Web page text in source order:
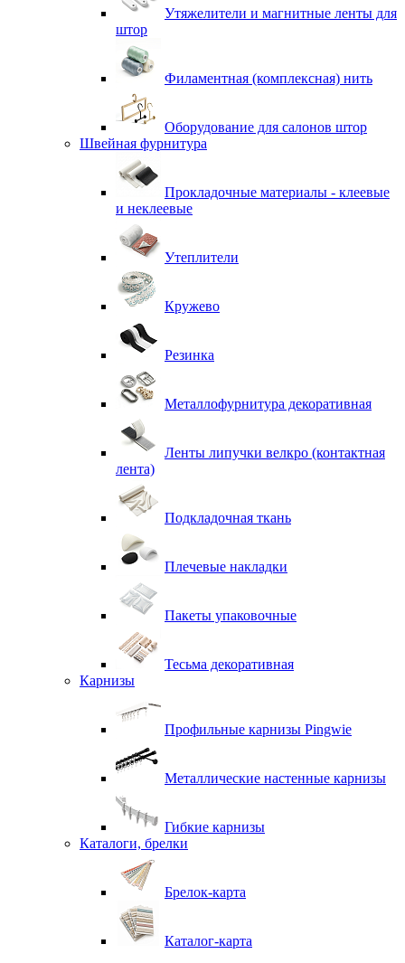
Утяжелители и магнитные ленты для
штор
Филаментная (комплексная) нить
Оборудование для салонов штор
Швейная фурнитура
Прокладочные материалы - клеевые
и неклеевые
Утеплители
Кружево
Резинка
Металлофурнитура декоративная
Ленты липучки велкро (контактная
лента)
Подкладочная ткань
Плечевые накладки
Пакеты упаковочные
Тесьма декоративная
Карнизы
Профильные карнизы Pingwie
Металлические настенные карнизы
Гибкие карнизы
Каталоги, брелки
Брелок-карта
Каталог-карта